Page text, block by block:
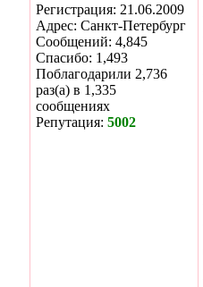
Регистрация: 21.06.2009
Адрес: Санкт-Петербург
Сообщений: 4,845
Спасибо: 1,493
Поблагодарили 2,736
раз(а) в 1,335
сообщениях
Репутация: 5002